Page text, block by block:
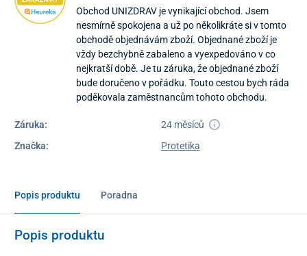
Obchod UNIZDRAV je vynikající obchod. Jsem
nesmírně spokojena a už po několikráte si v tomto
obchodě objednávám zboží. Objednané zboží je
vždy bezchybně zabaleno a vyexpedováno v co
nejkratší době. Je tu záruka, že objednané zboží
bude doručeno v pořádku. Touto cestou bych ráda
poděkovala zaměstnancům tohoto obchodu.
Záruka:
24 měsíců
Značka:
Protetika
Popis produktu Poradna
Popis produktu